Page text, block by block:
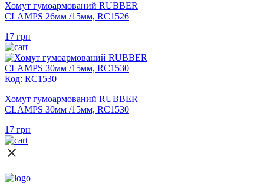
Хомут гумоармований RUBBER
CLAMPS 26мм /15мм, RC1526
17 грн
Код: RC1530
Хомут гумоармований RUBBER
CLAMPS 30мм /15мм, RC1530
17 грн